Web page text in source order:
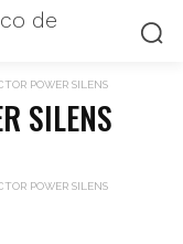
de
POWER SILENS
SILENS
POWER SILENS